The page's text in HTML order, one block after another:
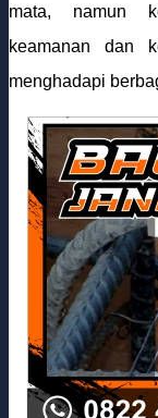
mata, namun
keamanan dan
menghadapi